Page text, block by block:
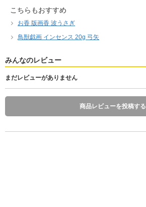
こちらもおすすめ
お香 版画香 波うさぎ
鳥獣戯画 インセンス 20g 弓矢
みんなのレビュー
まだレビューがありません
商品レビューを投稿する